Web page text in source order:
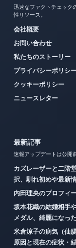
迅速なファクトチェック
性リソース。
会社概要
お問い合わせ
私たちのストーリー
プライバシーポリシ
クッキーポリシー
ニュースレター
最新記事
速報アップデートは公開
カズレーザーと二階
択、馴れ初めや最新
内田理央のプロフィ
坂本花織の結婚相手
メダル、綺麗になっ
米倉涼子の病気（仙
原因と現在の症状・